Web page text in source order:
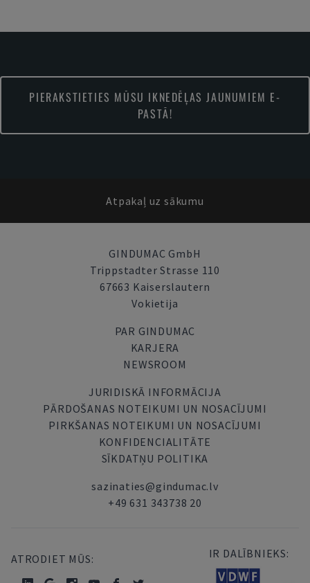
PIERAKSTIETIES MŪSU IKNEDĒĻAS JAUNUMIEM E-
PASTĀ!
Atpakaļ uz sākumu
GINDUMAC GmbH
Trippstadter Strasse 110
67663 Kaiserslautern
Vokietija
PAR GINDUMAC
KARJERA
NEWSROOM
JURIDISKĀ INFORMĀCIJA
PĀRDOŠANAS NOTEIKUMI UN NOSACĪJUMI
PIRKŠANAS NOTEIKUMI UN NOSACĪJUMI
KONFIDENCIALITĀTE
SĪKDATŅU POLITIKA
sazinaties@gindumac.lv
+49 631 343738 20
ATRODIET MŪS: IR DALĪBNIEKS: